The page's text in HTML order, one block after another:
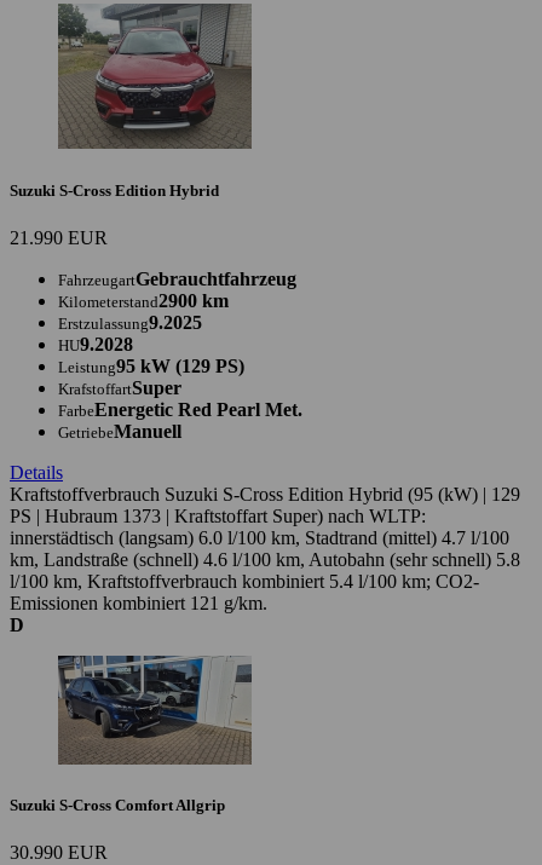
Suzuki S-Cross Edition Hybrid
21.990 EUR
FahrzeugartGebrauchtfahrzeug
Kilometerstand2900 km
Erstzulassung9.2025
HU9.2028
Leistung95 kW (129 PS)
KrafstoffartSuper
FarbeEnergetic Red Pearl Met.
GetriebeManuell
Details
Kraftstoffverbrauch Suzuki S-Cross Edition Hybrid (95 (kW) | 129
PS | Hubraum 1373 | Kraftstoffart Super) nach WLTP:
innerstädtisch (langsam) 6.0 l/100 km, Stadtrand (mittel) 4.7 l/100
km, Landstraße (schnell) 4.6 l/100 km, Autobahn (sehr schnell) 5.8
l/100 km, Kraftstoffverbrauch kombiniert 5.4 l/100 km; CO2-
Emissionen kombiniert 121 g/km.
D
Suzuki S-Cross Comfort Allgrip
30.990 EUR